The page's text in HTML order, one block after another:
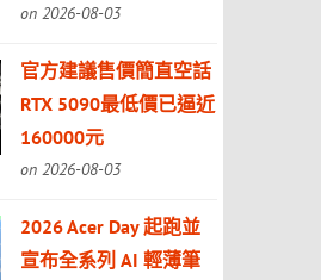
on 2026-08-03
官方建議售價簡直空話
RTX 5090最低價已逼近
160000元
on 2026-08-03
2026 Acer Day 起跑並
宣布全系列 AI 輕薄筆